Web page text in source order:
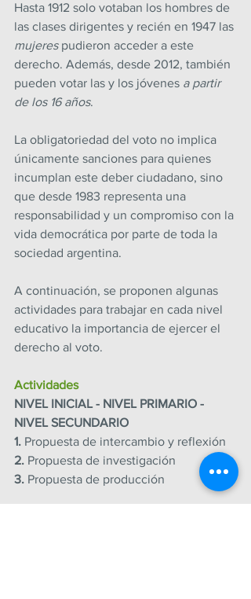
Hasta 1912 solo votaban los hombres de
las clases dirigentes y recién en 1947 las
mujeres pudieron acceder a este
derecho. Además, desde 2012, también
pueden votar las y los jóvenes a partir
de los 16 años.
La obligatoriedad del voto no implica
únicamente sanciones para quienes
incumplan este deber ciudadano, sino
que desde 1983 representa una
responsabilidad y un compromiso con la
vida democrática por parte de toda la
sociedad argentina.
A continuación, se proponen algunas
actividades para trabajar en cada nivel
educativo la importancia de ejercer el
derecho al voto.
Actividades
NIVEL INICIAL - NIVEL PRIMARIO -
NIVEL SECUNDARIO
1. Propuesta de intercambio y reflexión
2. Propuesta de investigación
3. Propuesta de producción